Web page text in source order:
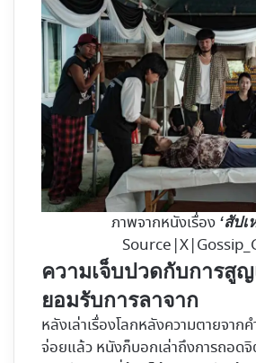
ภาพจากหนังเรื่อง ‘สัปเ
ความเจ็บปวดกับการสูญ
ยอมรับการลาจาก
หลังเล่าเรื่องโลกหลังความตายจาก
จ่อยแล้ว หนังก็บอกเล่าถึงการถอดจิ